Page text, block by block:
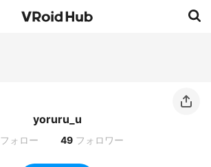
yoruru_u
フォロー 49 フォロワー